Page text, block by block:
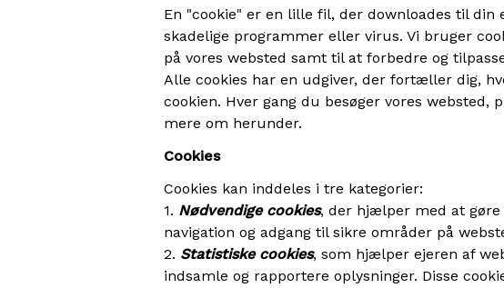
En "cookie" er en lille fil, der downloades til
skadelige programmer eller virus. Vi bruger
på vores websted samt til at forbedre og
Alle cookies har en udgiver, der fortæller dig,
cookien. Hver gang du besøger vores
mere om herunder.
Cookies
Cookies kan inddeles i tre kategorier:
1. Nødvendige cookies, der hjælper med at
navigation og adgang til sikre områder på
2. Statistiske cookies, som hjælper ejeren af
indsamle og rapportere oplysninger. Disse